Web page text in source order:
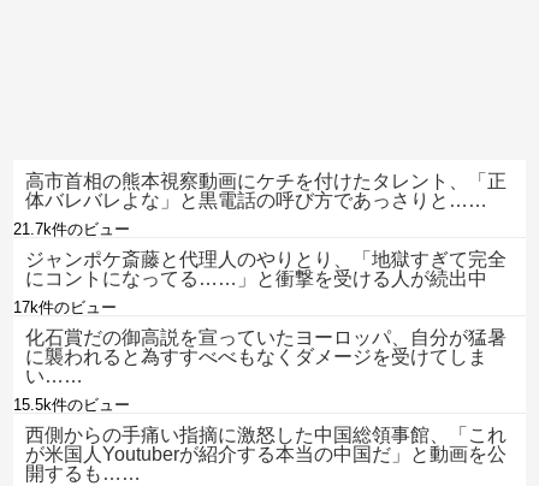
高市首相の熊本視察動画にケチを付けたタレント、「正
体バレバレよな」と黒電話の呼び方であっさりと……
21.7k件のビュー
ジャンポケ斎藤と代理人のやりとり、「地獄すぎて完全
にコントになってる……」と衝撃を受ける人が続出中
17k件のビュー
化石賞だの御高説を宣っていたヨーロッパ、自分が猛暑
に襲われると為すすべべもなくダメージを受けてしま
い……
15.5k件のビュー
西側からの手痛い指摘に激怒した中国総領事館、「これ
が米国人Youtuberが紹介する本当の中国だ」と動画を公
開するも……